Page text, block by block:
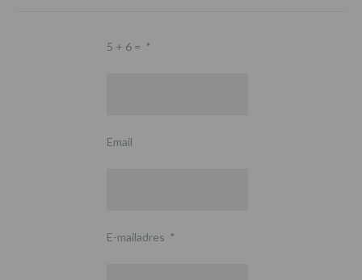
5 + 6 = *
Email
E-mailadres *